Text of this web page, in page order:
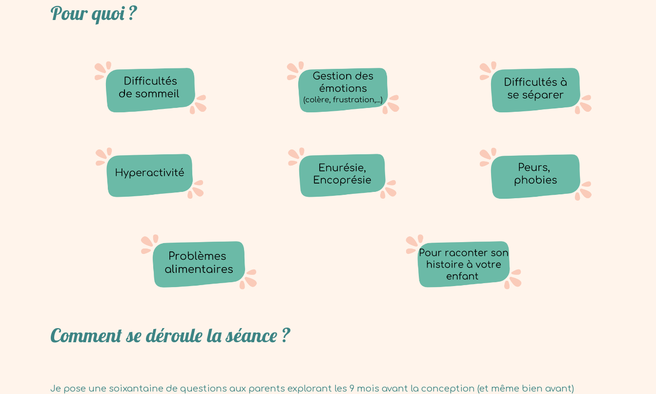
Pour quoi ?
Comment se déroule la séance ?
Je pose une soixantaine de questions aux parents explorant les 9 mois avant la conception (et même bien avant)